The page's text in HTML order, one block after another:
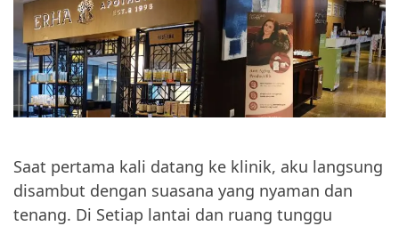
Saat pertama kali datang ke klinik, aku langsung
disambut dengan suasana yang nyaman dan
tenang. Di Setiap lantai dan ruang tunggu